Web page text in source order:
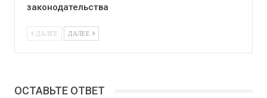
законодательства
ДАЛЕЕ ДАЛЕЕ
ОСТАВЬТЕ ОТВЕТ